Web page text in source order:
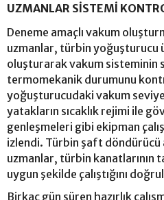
UZMANLAR SİSTEMİ
Deneme amaçlı vakum
uzmanlar, türbin yoğuşturucu
oluşturarak vakum sisteminin
termomekanik durumunu
yoğuşturucudaki vakum
yatakların sıcaklık rejimi ile
genleşmeleri gibi ekipman
izlendi. Türbin şaft döndürücü
uzmanlar, türbin kanatlarının
uygun şekilde çalıştığını
Birkaç gün süren hazırlık